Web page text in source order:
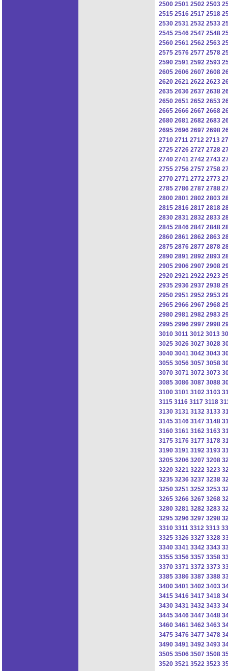
2500 2501 2502 2503
2515 2516 2517 2518
2530 2531 2532 2533
2545 2546 2547 2548
2560 2561 2562 2563
2575 2576 2577 2578
2590 2591 2592 2593
2605 2606 2607 2608
2620 2621 2622 2623
2635 2636 2637 2638
2650 2651 2652 2653
2665 2666 2667 2668
2680 2681 2682 2683
2695 2696 2697 2698
2710 2711 2712 2713
2725 2726 2727 2728
2740 2741 2742 2743
2755 2756 2757 2758
2770 2771 2772 2773
2785 2786 2787 2788
2800 2801 2802 2803
2815 2816 2817 2818
2830 2831 2832 2833
2845 2846 2847 2848
2860 2861 2862 2863
2875 2876 2877 2878
2890 2891 2892 2893
2905 2906 2907 2908
2920 2921 2922 2923
2935 2936 2937 2938
2950 2951 2952 2953
2965 2966 2967 2968
2980 2981 2982 2983
2995 2996 2997 2998
3010 3011 3012 3013
3025 3026 3027 3028
3040 3041 3042 3043
3055 3056 3057 3058
3070 3071 3072 3073
3085 3086 3087 3088
3100 3101 3102 3103
3115 3116 3117 3118
3130 3131 3132 3133
3145 3146 3147 3148
3160 3161 3162 3163
3175 3176 3177 3178
3190 3191 3192 3193
3205 3206 3207 3208
3220 3221 3222 3223
3235 3236 3237 3238
3250 3251 3252 3253
3265 3266 3267 3268
3280 3281 3282 3283
3295 3296 3297 3298
3310 3311 3312 3313
3325 3326 3327 3328
3340 3341 3342 3343
3355 3356 3357 3358
3370 3371 3372 3373
3385 3386 3387 3388
3400 3401 3402 3403
3415 3416 3417 3418
3430 3431 3432 3433
3445 3446 3447 3448
3460 3461 3462 3463
3475 3476 3477 3478
3490 3491 3492 3493
3505 3506 3507 3508
3520 3521 3522 3523